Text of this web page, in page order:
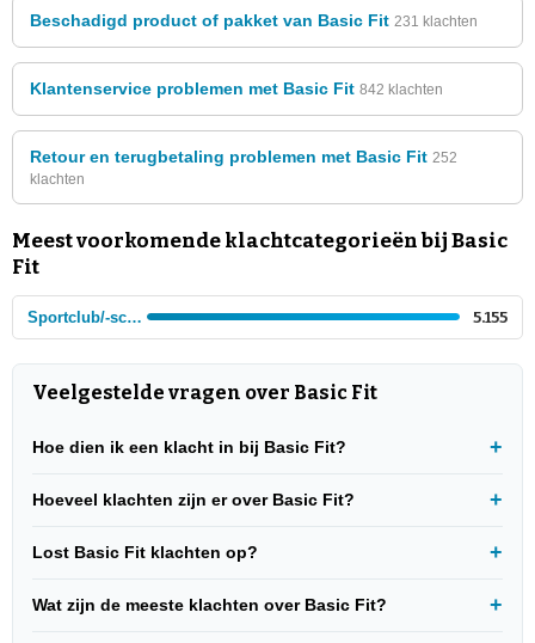
Beschadigd product of pakket van Basic Fit 231 klachten
Klantenservice problemen met Basic Fit 842 klachten
Retour en terugbetaling problemen met Basic Fit 252
klachten
Meest voorkomende klachtcategorieën bij Basic
Fit
Sportclub/-school 5.155
Veelgestelde vragen over Basic Fit
Hoe dien ik een klacht in bij Basic Fit?
Hoeveel klachten zijn er over Basic Fit?
Lost Basic Fit klachten op?
Wat zijn de meeste klachten over Basic Fit?